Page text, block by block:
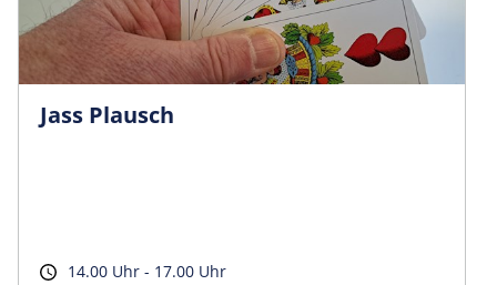
Jass Plausch
14.00 Uhr - 17.00 Uhr